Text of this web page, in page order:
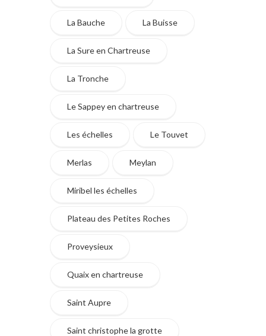
La Bauche La Buisse
La Sure en Chartreuse
La Tronche
Le Sappey en chartreuse
Les échelles Le Touvet
Merlas Meylan
Miribel les échelles
Plateau des Petites Roches
Proveysieux
Quaix en chartreuse
Saint Aupre
Saint christophe la grotte